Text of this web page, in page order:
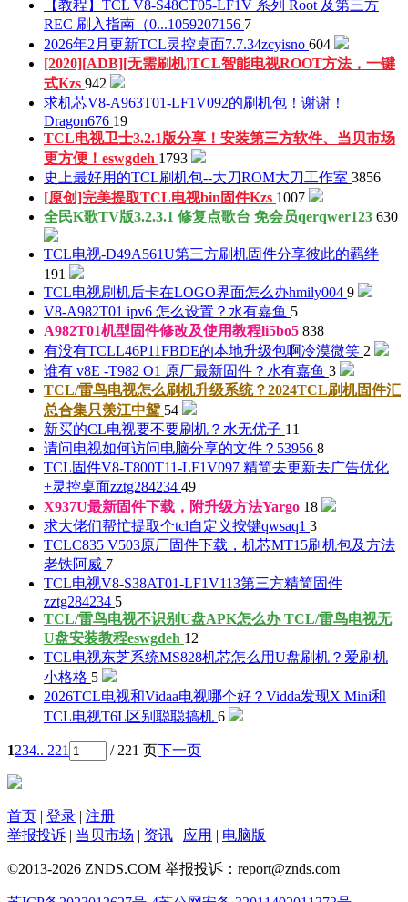
【教程】TCL V8-S48CT05-LF1V 系列 Root 及第三方
REC 刷入指南（0...1059207156 7
2026年2月更新TCL灵控桌面7.7.34zcyisno 604
[2020][ADB][无需刷机]TCL智能电视ROOT方法，一键
式Kzs 942
求机芯V8-A963T01-LF1V092的刷机包！谢谢！
Dragon676 19
TCL电视卫士3.2.1版分享！安装第三方软件、当贝市场
更方便！ eswgdeh 1793
史上最好用的TCL刷机包--大刀ROM大刀工作室 3856
[原创]完美提取TCL电视bin固件Kzs 1007
全民K歌TV版3.2.3.1 修复点歌台 免会员qerqwer123 630
TCL电视-D49A561U第三方刷机固件分享彼此的羁绊
191
TCL电视刷机后卡在LOGO界面怎么办hmily004 9
V8-A982T01 ipv6 怎么设置？ 水有嘉鱼 5
A982T01机型固件修改及使用教程li5bo5 838
有没有TCLL46P11FBDE的本地升级包啊冷漠微笑 2
谁有 v8E -T982 O1 原厂最新固件？ 水有嘉鱼 3
TCL/雷鸟电视怎么刷机升级系统？2024TCL刷机固件汇
总合集只羡江中鸳 54
新买的CL电视要不要刷机？ 水无优子 11
请问电视如何访问电脑分享的文件？ 53956 8
TCL固件V8-T800T11-LF1V097 精简去更新去广告优化
+灵控桌面zztg284234 49
X937U最新固件下载，附升级方法Yargo 18
求大佬们帮忙提取个tcl自定义按键qwsaq1 3
TCLC835 V503原厂固件下载，机芯MT15刷机包及方法
老铁阿威 7
TCL电视V8-S38AT01-LF1V113第三方精简固件
zztg284234 5
TCL/雷鸟电视不识别U盘APK怎么办 TCL/雷鸟电视无
U盘安装教程eswgdeh 12
TCL电视东芝系统MS828机芯怎么用U盘刷机？ 爱刷机
小格格 5
2026TCL电视和Vidaa电视哪个好？Vidda发现X Mini和
TCL电视T6L区别 聪聪搞机 6
1234.. 221 / 221 页下一页
首页 | 登录 | 注册
举报投诉 | 当贝市场 | 资讯 | 应用 | 电脑版
©2013-2026 ZNDS.COM 举报投诉：report@znds.com